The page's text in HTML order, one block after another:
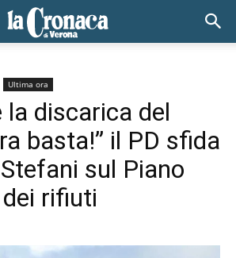
Ultima ora
la discarica del
basta!” il PD sfida
sul Piano
rifiuti